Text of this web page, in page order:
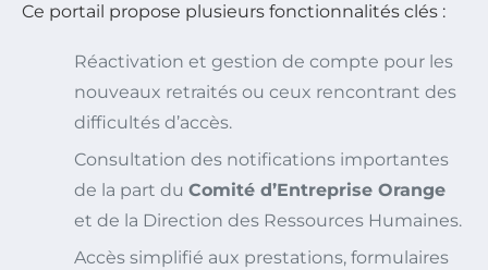
Ce portail propose plusieurs fonctionnalités clés :
Réactivation et gestion de compte pour les
nouveaux retraités ou ceux rencontrant des
difficultés d’accès.
Consultation des notifications importantes
de la part du Comité d’Entreprise Orange
et de la Direction des Ressources Humaines.
Accès simplifié aux prestations, formulaires